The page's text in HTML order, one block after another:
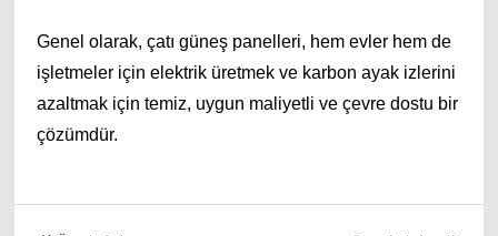
Genel olarak, çatı güneş panelleri, hem evler hem de
işletmeler için elektrik üretmek ve karbon ayak izlerini
azaltmak için temiz, uygun maliyetli ve çevre dostu bir
çözümdür.